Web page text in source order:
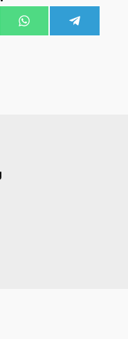
Share
on
WhatsApp
on